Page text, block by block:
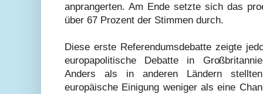
anprangerten. Am Ende setzte sich das
über 67 Prozent der Stimmen durch.
Diese erste Referendumsdebatte zeigte
europapolitische Debatte in
Anders als in anderen Ländern
europäische Einigung weniger als eine